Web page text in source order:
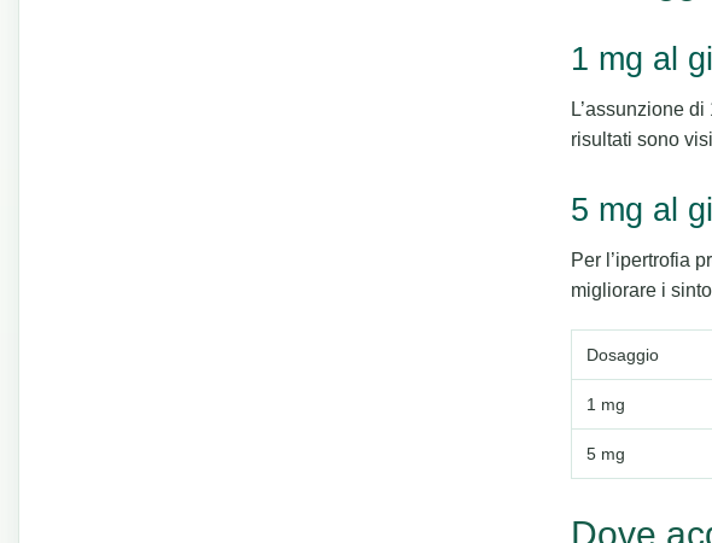
1 mg al
L’assunzione
risultati sono
5 mg al
Per l’ipertrofia
migliorare i
Dosaggio
1 mg
5 mg
Dove